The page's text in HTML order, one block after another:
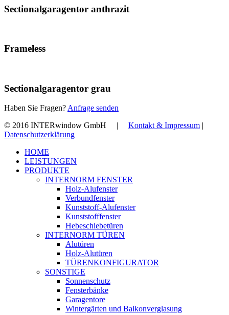
Sectionalgaragentor anthrazit
Frameless
Sectionalgaragentor grau
Haben Sie Fragen? Anfrage senden
© 2016 INTERwindow GmbH | Kontakt & Impressum |
Datenschutzerklärung
Close
Menu
HOME
LEISTUNGEN
PRODUKTE
INTERNORM FENSTER
Holz-Alufenster
Verbundfenster
Kunststoff-Alufenster
Kunststofffenster
Hebeschiebetüren
INTERNORM TÜREN
Alutüren
Holz-Alutüren
TÜRENKONFIGURATOR
SONSTIGE
Sonnenschutz
Fensterbänke
Garagentore
Wintergärten und Balkonverglasung